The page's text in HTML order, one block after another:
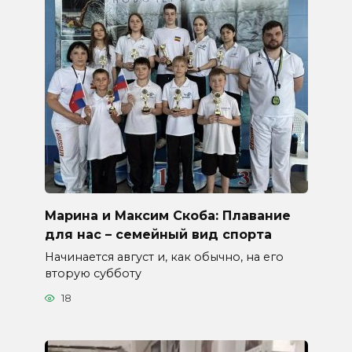
Марина и Максим Скоба: Плавание
для нас – семейный вид спорта
Начинается август и, как обычно, на его
вторую субботу
18